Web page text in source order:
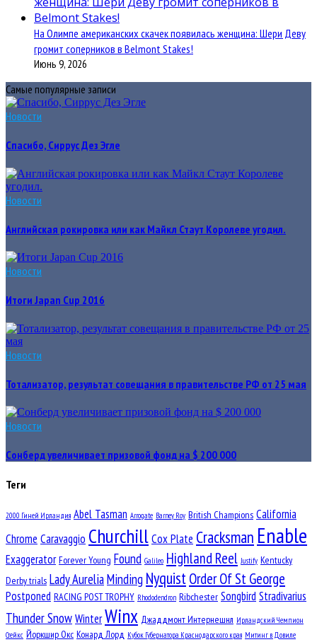
На Олимпе американских скачек появилась женщина: Шери Деву
громит соперников в Belmont Stakes!
Июнь 9, 2026
Самые популярные записи
Новости
Спасибо, Сиррус Дез Эгле
Новости
Английская рокировка или как Майкл Стаут Королеве угодил.
Новости
Итоги Japan Cup 2016
Новости
Тотализатор, результат совещания в правительстве РФ от 25 мая
Новости
Сонберд увеличивает призовой фонд на $ 200 000
Теги
2000 Гиней Ирландия Abel Tasman Arrogate Barney Roy British Champions California
Chrome Caravaggio ChurchillCox Plate Cracksman Enable
Exaggerator Forever Young Found Galileo Highland Reel Justify Kentucky
Derby trials Lady AureliaMinding NyquistOrder Of St George
Postponed RACING POST TROPHY Rhododendron Ribchester Songbird Stradivarius
Thunder SnowWinterWinx Джаддмонт Интернешнл Ирландский Чемпион
Стейкс Йоркшир Окс Конард Лорд Кубок Губернатора Краснодарского края Митинг в Довиле